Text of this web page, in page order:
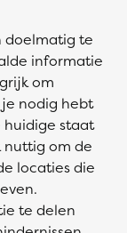
doelmatig te
informatie
om
nodig hebt
huidige staat
nuttig om de
locaties die
te delen